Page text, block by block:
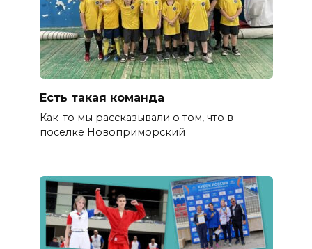
Есть такая команда
Как-то мы рассказывали о том, что в
поселке Новоприморский